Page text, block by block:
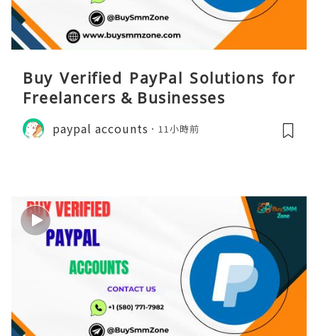
Buy Verified PayPal Solutions for
Freelancers & Businesses
paypal accounts 11小時前